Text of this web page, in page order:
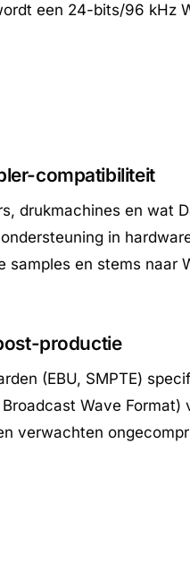
een 24-bits/96 kHz
compatibiliteit
drukmachines en wat
in
samples en stems naar
productie
(EBU, SMPTE)
Wave Format)
verwachten